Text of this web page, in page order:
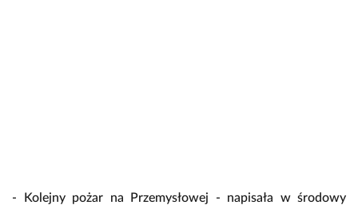
- Kolejny pożar na Przemysłowej - napisała w środowy